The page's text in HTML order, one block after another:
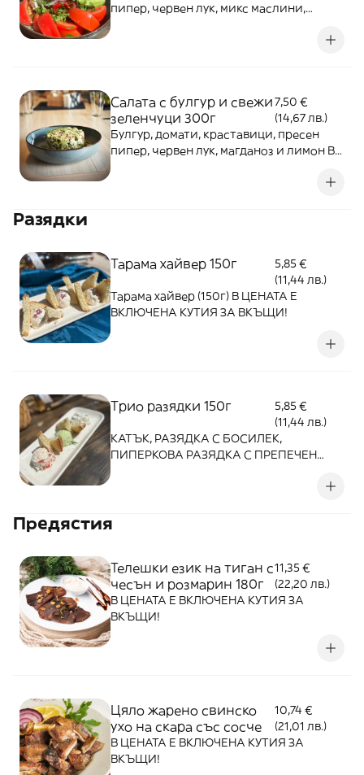
пипер, червен лук, микс маслини,
Салата с булгур и свежи
зеленчуци 300г
7,50 €
(14,67 лв.)
Булгур, домати, краставици, пресен
пипер, червен лук, магданоз и лимон В
Разядки
Тарама xaйвер 150г
5,85 €
(11,44 лв.)
Тарама xaйвер (150г) В ЦЕНАТА Е
ВКЛЮЧЕНА КУТИЯ ЗА ВКЪЩИ!
Трио разядки 150г
5,85 €
(11,44 лв.)
КАТЪК, РАЗЯДКА С БОСИЛЕК,
ПИПЕРКОВА РАЗЯДКА С ПРЕПЕЧЕН
Предястия
Телешки език на тиган с
чесън и розмарин 180г
11,35 €
(22,20 лв.)
В ЦЕНАТА Е ВКЛЮЧЕНА КУТИЯ ЗА
ВКЪЩИ!
Цяло жарено свинско
ухо на скара със сосче
10,74 €
(21,01 лв.)
В ЦЕНАТА Е ВКЛЮЧЕНА КУТИЯ ЗА
ВКЪЩИ!